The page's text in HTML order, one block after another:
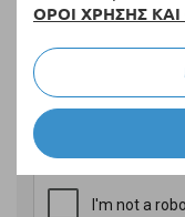
ΟΡΟΙ ΧΡΗΣΗΣ ΚΑΙ